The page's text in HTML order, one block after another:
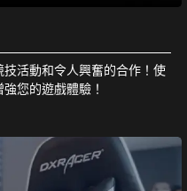
活動和令人興奮的合作！使
您的遊戲體驗！